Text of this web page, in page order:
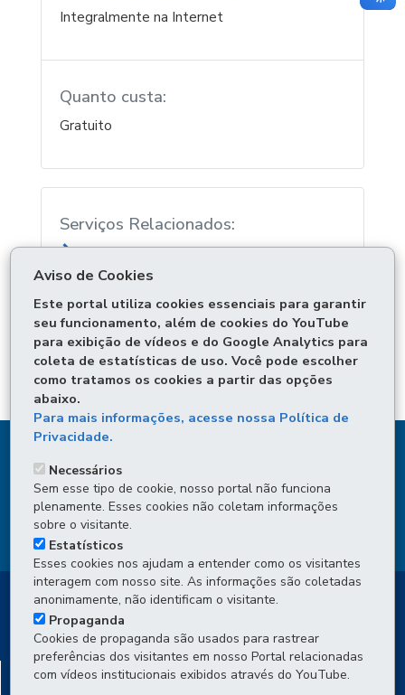
Integralmente na Internet
Quanto custa:
Gratuito
Serviços Relacionados:
Consultar extrato de veículo
LOCAIS DE ATENDIMENTO
ÓRGÃO RESPONSÁVEL
DEIXE SUA OPINIÃO
OUVIDORIA
DEPARTAMENTO DE TRÂNSITO DO PARANÁ -
Aviso de Cookies
Este portal utiliza cookies essenciais para garantir
seu funcionamento, além de cookies do YouTube
para exibição de vídeos e do Google Analytics para
coleta de estatísticas de uso. Você pode escolher
como tratamos os cookies a partir das opções
abaixo.
Para mais informações, acesse nossa Política de
Privacidade.
Necessários
Sem esse tipo de cookie, nosso portal não funciona
plenamente. Esses cookies não coletam informações
sobre o visitante.
Estatísticos
Esses cookies nos ajudam a entender como os visitantes
interagem com nosso site. As informações são coletadas
anonimamente, não identificam o visitante.
Propaganda
Cookies de propaganda são usados para rastrear
preferências dos visitantes em nosso Portal relacionadas
com vídeos institucionais exibidos através do YouTube.